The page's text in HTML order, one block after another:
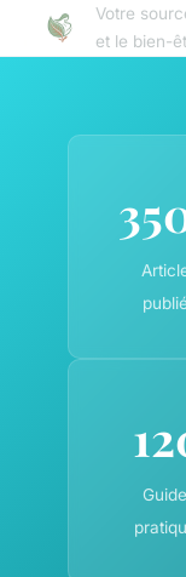
Votre
et le bien-